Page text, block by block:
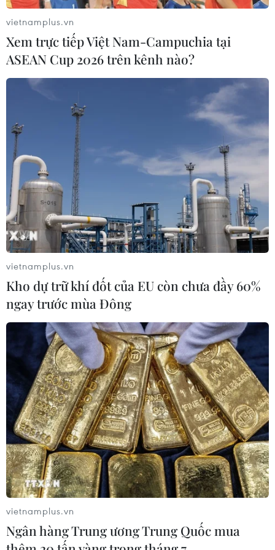
vietnamplus.vn
Xem trực tiếp Việt Nam-Campuchia tại
ASEAN Cup 2026 trên kênh nào?
vietnamplus.vn
Kho dự trữ khí đốt của EU còn chưa đầy 60%
ngay trước mùa Đông
vietnamplus.vn
Ngân hàng Trung ương Trung Quốc mua